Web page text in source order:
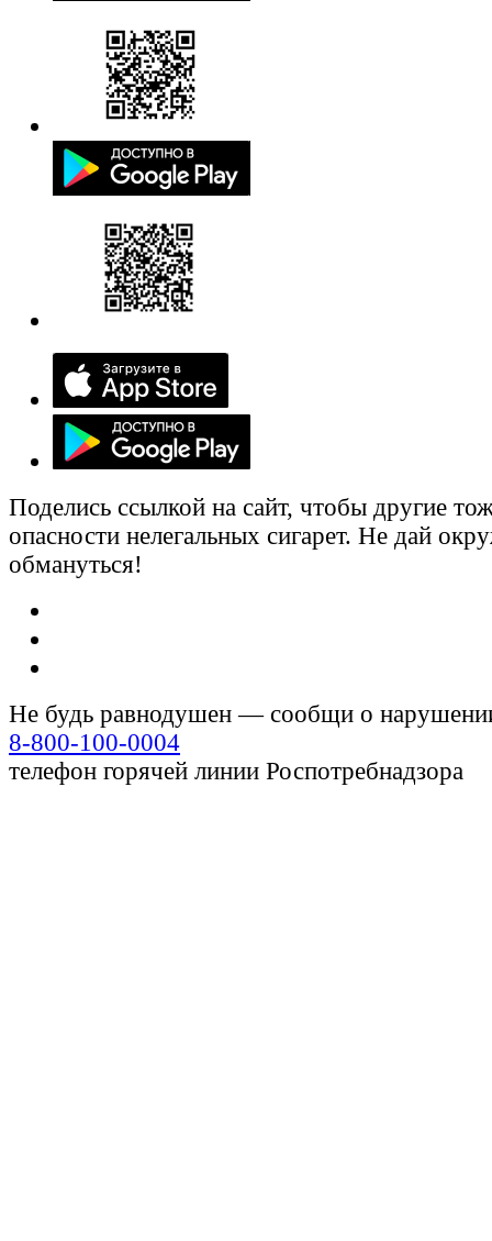
Поделись ссылкой на сайт, чтобы другие
опасности нелегальных сигарет. Не дай
обмануться!
Не будь равнодушен — сообщи о
8-800-100-0004
телефон горячей линии Роспотребнадзора